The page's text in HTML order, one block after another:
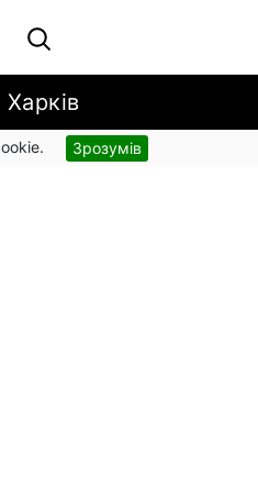
Харків
Зрозумів